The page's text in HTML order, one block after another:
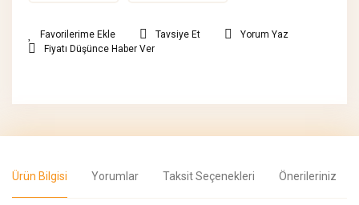
Tavsiye Et
Yorum Yaz
Fiyatı Düşünce Haber Ver
Ürün Bilgisi Yorumlar Taksit Seçenekleri Önerileriniz